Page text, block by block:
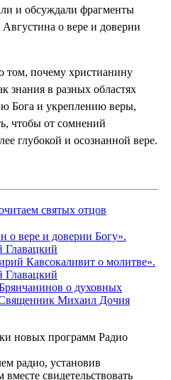
и обсуждали фрагменты
о вере и доверии
том, почему христианину
знания в разных областях
Бога и укреплению веры,
чтобы от сомнений
глубокой и осознанной вере.
святых отцов
о вере и доверии Богу».
Кавсокаливит о молитве».
о духовных
Священник Михаил Дочия
новых программ Радио
радио, установив
свидетельствовать